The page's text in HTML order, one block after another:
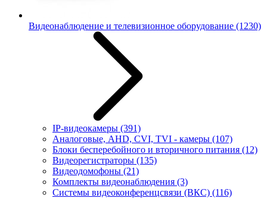
Видеонаблюдение и телевизионное оборудование (1230)
IP-видеокамеры (391)
Аналоговые, AHD, CVI, TVI - камеры (107)
Блоки бесперебойного и вторичного питания (12)
Видеорегистраторы (135)
Видеодомофоны (21)
Комплекты видеонаблюдения (3)
Системы видеоконференцсвязи (ВКС) (116)